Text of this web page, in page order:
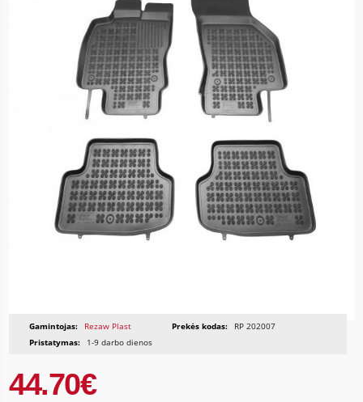
Gamintojas: Rezaw Plast Prekės kodas:
RP 202007
Pristatymas:
1-9 darbo dienos
44.70€